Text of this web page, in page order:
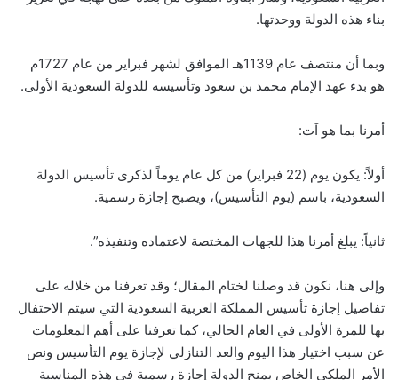
بناء هذه الدولة ووحدتها.
وبما أن منتصف عام 1139هـ الموافق لشهر فبراير من عام 1727م
هو بدء عهد الإمام محمد بن سعود وتأسيسه للدولة السعودية الأولى.
أمرنا بما هو آت:
أولاً: يكون يوم (22 فبراير) من كل عام يوماً لذكرى تأسيس الدولة
السعودية، باسم (يوم التأسيس)، ويصبح إجازة رسمية.
ثانياً: يبلغ أمرنا هذا للجهات المختصة لاعتماده وتنفيذه”.
وإلى هنا، نكون قد وصلنا لختام المقال؛ وقد تعرفنا من خلاله على
تفاصيل إجازة تأسيس المملكة العربية السعودية التي سيتم الاحتفال
بها للمرة الأولى في العام الحالي، كما تعرفنا على أهم المعلومات
عن سبب اختيار هذا اليوم والعد التنازلي لإجازة يوم التأسيس ونص
الأمر الملكي الخاص بمنح الدولة إجازة رسمية في هذه المناسبة